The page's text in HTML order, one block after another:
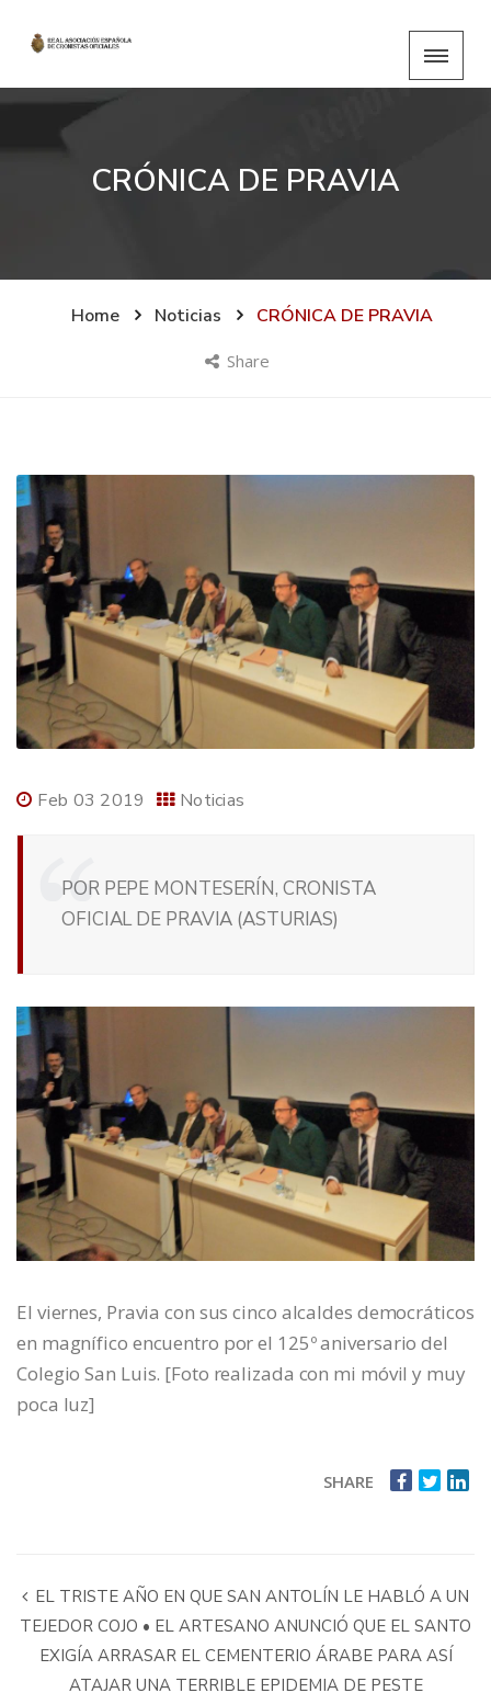
CRÓNICA DE PRAVIA
Home Noticias CRÓNICA DE PRAVIA
Share
Feb 03 2019 Noticias
POR PEPE MONTESERÍN, CRONISTA
OFICIAL DE PRAVIA (ASTURIAS)
El viernes, Pravia con sus cinco alcaldes democráticos
en magnífico encuentro por el 125º aniversario del
Colegio San Luis. [Foto realizada con mi móvil y muy
poca luz]
SHARE
EL TRISTE AÑO EN QUE SAN ANTOLÍN LE HABLÓ A UN
TEJEDOR COJO • EL ARTESANO ANUNCIÓ QUE EL SANTO
EXIGÍA ARRASAR EL CEMENTERIO ÁRABE PARA ASÍ
ATAJAR UNA TERRIBLE EPIDEMIA DE PESTE